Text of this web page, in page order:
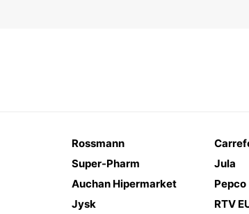
Rossmann
Super-Pharm
Jula
Auchan Hipermarket
Pepco
Jysk
RTV